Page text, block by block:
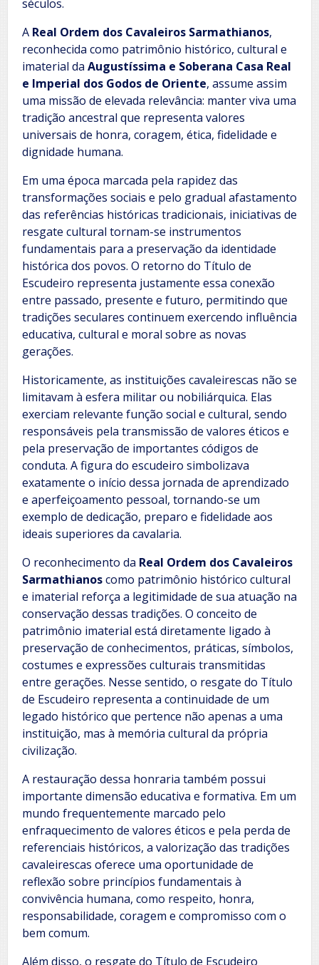
séculos.
A Real Ordem dos Cavaleiros Sarmathianos,
reconhecida como patrimônio histórico, cultural e
imaterial da Augustíssima e Soberana Casa Real
e Imperial dos Godos de Oriente, assume assim
uma missão de elevada relevância: manter viva uma
tradição ancestral que representa valores
universais de honra, coragem, ética, fidelidade e
dignidade humana.
Em uma época marcada pela rapidez das
transformações sociais e pelo gradual afastamento
das referências históricas tradicionais, iniciativas de
resgate cultural tornam-se instrumentos
fundamentais para a preservação da identidade
histórica dos povos. O retorno do Título de
Escudeiro representa justamente essa conexão
entre passado, presente e futuro, permitindo que
tradições seculares continuem exercendo influência
educativa, cultural e moral sobre as novas
gerações.
Historicamente, as instituições cavaleirescas não se
limitavam à esfera militar ou nobiliárquica. Elas
exerciam relevante função social e cultural, sendo
responsáveis pela transmissão de valores éticos e
pela preservação de importantes códigos de
conduta. A figura do escudeiro simbolizava
exatamente o início dessa jornada de aprendizado
e aperfeiçoamento pessoal, tornando-se um
exemplo de dedicação, preparo e fidelidade aos
ideais superiores da cavalaria.
O reconhecimento da Real Ordem dos Cavaleiros
Sarmathianoscomo patrimônio histórico cultural
e imaterial reforça a legitimidade de sua atuação na
conservação dessas tradições. O conceito de
patrimônio imaterial está diretamente ligado à
preservação de conhecimentos, práticas, símbolos,
costumes e expressões culturais transmitidas
entre gerações. Nesse sentido, o resgate do Título
de Escudeiro representa a continuidade de um
legado histórico que pertence não apenas a uma
instituição, mas à memória cultural da própria
civilização.
A restauração dessa honraria também possui
importante dimensão educativa e formativa. Em um
mundo frequentemente marcado pelo
enfraquecimento de valores éticos e pela perda de
referenciais históricos, a valorização das tradições
cavaleirescas oferece uma oportunidade de
reflexão sobre princípios fundamentais à
convivência humana, como respeito, honra,
responsabilidade, coragem e compromisso com o
bem comum.
Além disso, o resgate do Título de Escudeiro